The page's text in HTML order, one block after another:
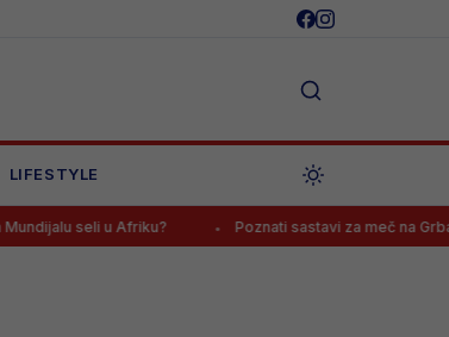
LIFESTYLE
Afriku? Poznati sastavi za meč na Grbavici, navijači